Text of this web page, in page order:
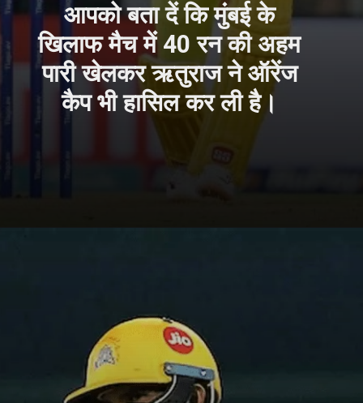
आपको बता दें कि मुंबई के
खिलाफ मैच में 40 रन की अहम
पारी खेलकर ऋतुराज ने ऑरेंज
कैप भी हासिल कर ली है।